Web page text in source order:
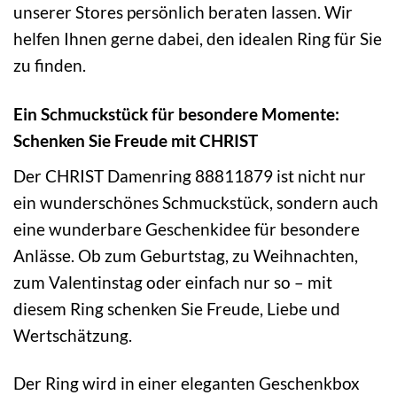
unserer Stores persönlich beraten lassen. Wir
helfen Ihnen gerne dabei, den idealen Ring für Sie
zu finden.
Ein Schmuckstück für besondere Momente:
Schenken Sie Freude mit CHRIST
Der CHRIST Damenring 88811879 ist nicht nur
ein wunderschönes Schmuckstück, sondern auch
eine wunderbare Geschenkidee für besondere
Anlässe. Ob zum Geburtstag, zu Weihnachten,
zum Valentinstag oder einfach nur so – mit
diesem Ring schenken Sie Freude, Liebe und
Wertschätzung.
Der Ring wird in einer eleganten Geschenkbox